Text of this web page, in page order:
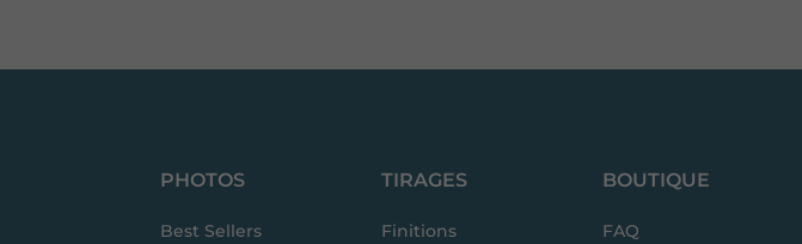
PHOTOS
Best Sellers
TIRAGES
Finitions
BOUTIQUE
FAQ